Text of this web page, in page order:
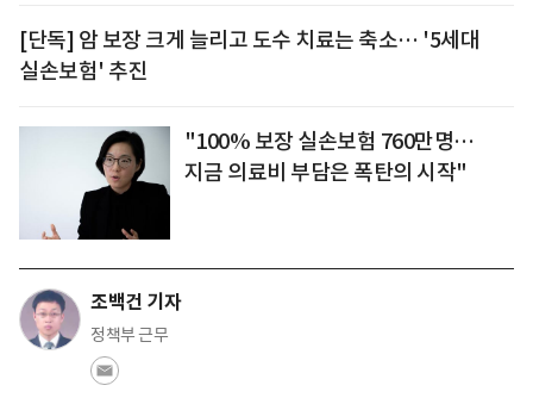
[단독] 암 보장 크게 늘리고 도수 치료는 축소… '5세대
실손보험' 추진
"100% 보장 실손보험 760만명…
지금 의료비 부담은 폭탄의 시작"
조백건 기자
정책부 근무